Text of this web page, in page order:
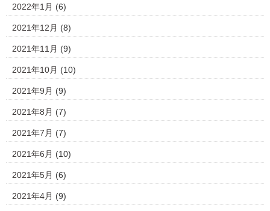
2022年1月 (6)
2021年12月 (8)
2021年11月 (9)
2021年10月 (10)
2021年9月 (9)
2021年8月 (7)
2021年7月 (7)
2021年6月 (10)
2021年5月 (6)
2021年4月 (9)